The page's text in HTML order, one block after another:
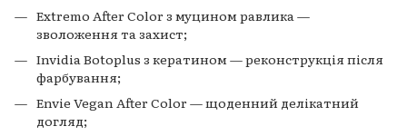
Extremo After Color з муцином равлика —
зволоження та захист;
Invidia Botoplus з кератином — реконструкція після
фарбування;
Envie Vegan After Color — щоденний делікатний
догляд;